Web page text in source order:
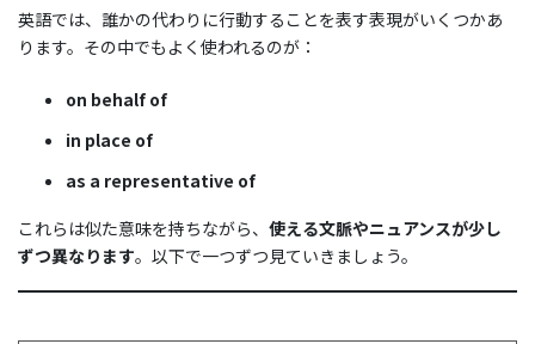
英語では、誰かの代わりに行動することを表す表現がいくつかあ
ります。その中でもよく使われるのが：
on behalf of
in place of
as a representative of
これらは似た意味を持ちながら、 使える文脈やニュアンスが少し
ずつ異なります。以下で一つずつ見ていきましょう。